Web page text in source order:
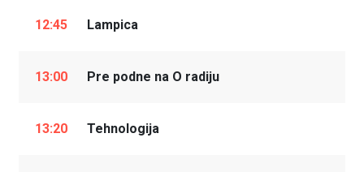
12:45 Lampica
13:00 Pre podne na O radiju
13:20 Tehnologija